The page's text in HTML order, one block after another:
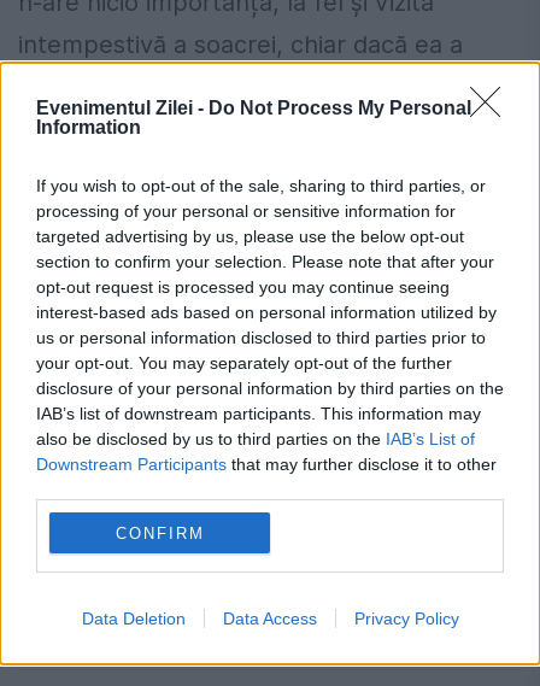
Evenimentul Zilei - Do Not Process My Personal
Information
If you wish to opt-out of the sale, sharing to third parties, or
processing of your personal or sensitive information for
targeted advertising by us, please use the below opt-out
section to confirm your selection. Please note that after your
opt-out request is processed you may continue seeing
interest-based ads based on personal information utilized by
us or personal information disclosed to third parties prior to
your opt-out. You may separately opt-out of the further
disclosure of your personal information by third parties on the
IAB’s list of downstream participants. This information may
also be disclosed by us to third parties on the IAB’s List of
Downstream Participants that may further disclose it to other
CONFIRM
Data Deletion Data Access Privacy Policy
intempestivă a soacrei, chiar dacă ea a
devenit singurul martor al fiului ei. Mesajul
de pe telefon nici n-a mai contat.
Procurorul a dat, într-un final, verdictul de
sinucidere. Vom vedea acum dacă experții
FBI și aparatura lor de ultimă generație vor
avea o altă evaluare a acestei morți
ciudate.
Prețurile carburanților joi, 6 august
2026. Lista stațiilor cu cele mai mici
tarife
Un mare retailer german dispare treptat